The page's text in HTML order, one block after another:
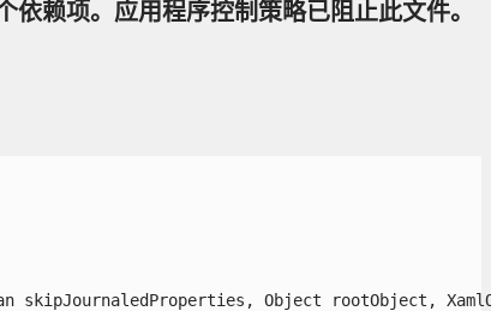
赖项。应用程序控制策略已阻止此文件。
skipJournaledProperties, Object rootObject,